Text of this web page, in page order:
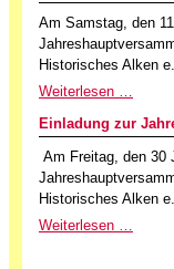
Am Samstag, den
Historisches Alken
Weiterlesen …
Einladung zur
Am Freitag, den 30
Historisches Alken
Weiterlesen …